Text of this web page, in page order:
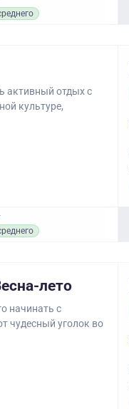
активный отдых с
культуре,
лето
начинать с
чудесный уголок во